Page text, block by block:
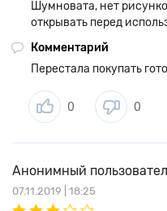
Шумновата, нет
открывать перед
Комментарий
Перестала покупать
0 0
Анонимный
07.11.2019 | 18:25